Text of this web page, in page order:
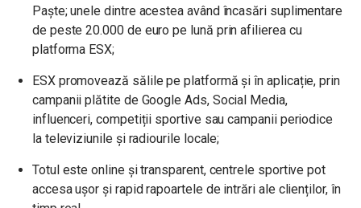
Paște; unele dintre acestea având încasări suplimentare
de peste 20.000 de euro pe lună prin afilierea cu
platforma ESX;
ESX promovează sălile pe platformă și în aplicație, prin
campanii plătite de Google Ads, Social Media,
influenceri, competiții sportive sau campanii periodice
la televiziunile și radiourile locale;
Totul este online și transparent, centrele sportive pot
accesa ușor și rapid rapoartele de intrări ale clienților, în